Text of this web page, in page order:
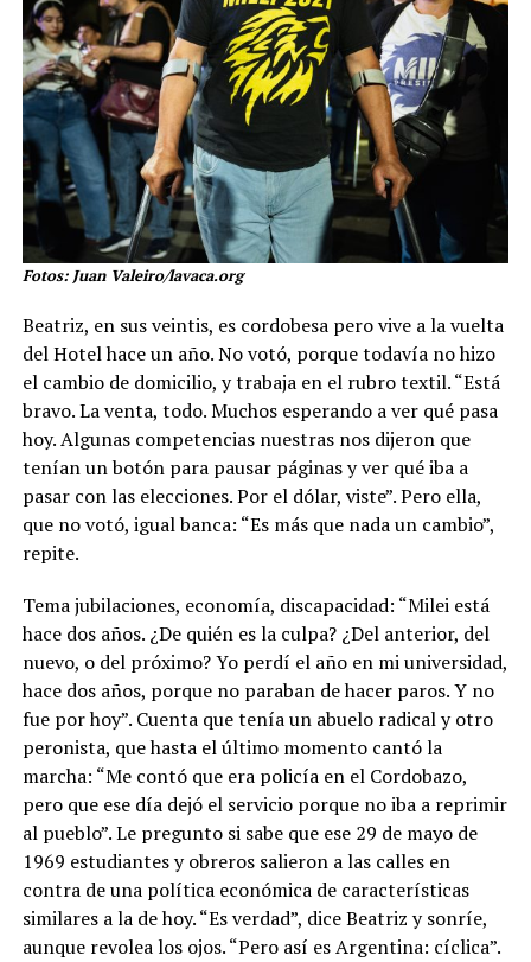
Fotos: Juan Valeiro/lavaca.org
Beatriz, en sus veintis, es cordobesa pero vive a la vuelta
del Hotel hace un año. No votó, porque todavía no hizo
el cambio de domicilio, y trabaja en el rubro textil. “Está
bravo. La venta, todo. Muchos esperando a ver qué pasa
hoy. Algunas competencias nuestras nos dijeron que
tenían un botón para pausar páginas y ver qué iba a
pasar con las elecciones. Por el dólar, viste”. Pero ella,
que no votó, igual banca: “Es más que nada un cambio”,
repite.
Tema jubilaciones, economía, discapacidad: “Milei está
hace dos años. ¿De quién es la culpa? ¿Del anterior, del
nuevo, o del próximo? Yo perdí el año en mi universidad,
hace dos años, porque no paraban de hacer paros. Y no
fue por hoy”. Cuenta que tenía un abuelo radical y otro
peronista, que hasta el último momento cantó la
marcha: “Me contó que era policía en el Cordobazo,
pero que ese día dejó el servicio porque no iba a reprimir
al pueblo”. Le pregunto si sabe que ese 29 de mayo de
1969 estudiantes y obreros salieron a las calles en
contra de una política económica de características
similares a la de hoy. “Es verdad”, dice Beatriz y sonríe,
aunque revolea los ojos. “Pero así es Argentina: cíclica”.